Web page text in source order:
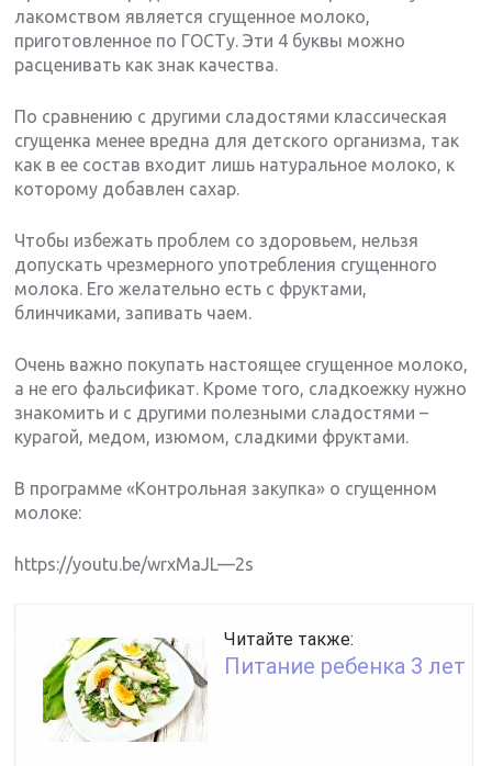
лакомством является сгущенное молоко,
приготовленное по ГОСТу. Эти 4 буквы можно
расценивать как знак качества.
По сравнению с другими сладостями классическая
сгущенка менее вредна для детского организма, так
как в ее состав входит лишь натуральное молоко, к
которому добавлен сахар.
Чтобы избежать проблем со здоровьем, нельзя
допускать чрезмерного употребления сгущенного
молока. Его желательно есть с фруктами,
блинчиками, запивать чаем.
Очень важно покупать настоящее сгущенное молоко,
а не его фальсификат. Кроме того, сладкоежку нужно
знакомить и с другими полезными сладостями –
курагой, медом, изюмом, сладкими фруктами.
В программе «Контрольная закупка» о сгущенном
молоке:
https://youtu.be/wrxMaJL—2s
Читайте также:
Питание ребенка 3 лет